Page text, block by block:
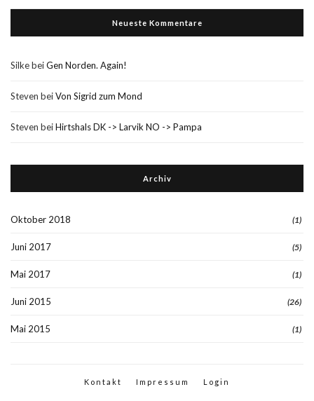
Neueste Kommentare
SilkebeiGen Norden. Again!
Steven beiVon Sigrid zum Mond
Steven beiHirtshals DK -> Larvik NO -> Pampa
Archiv
Oktober 2018 (1)
Juni 2017 (5)
Mai 2017 (1)
Juni 2015 (26)
Mai 2015 (1)
Kontakt Impressum Login